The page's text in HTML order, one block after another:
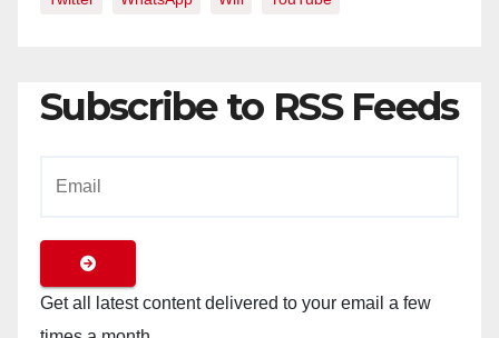
Subscribe to RSS Feeds
Get all latest content delivered to your email a few